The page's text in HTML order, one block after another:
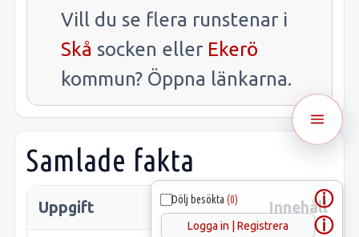
Dölj besökta (0) ⓘ
Logga in | Registrera ⓘ
Vill du se flera runstenar i
Skå socken eller Ekerö
kommun? Öppna länkarna.
Samlade fakta
Uppgift Innehåll